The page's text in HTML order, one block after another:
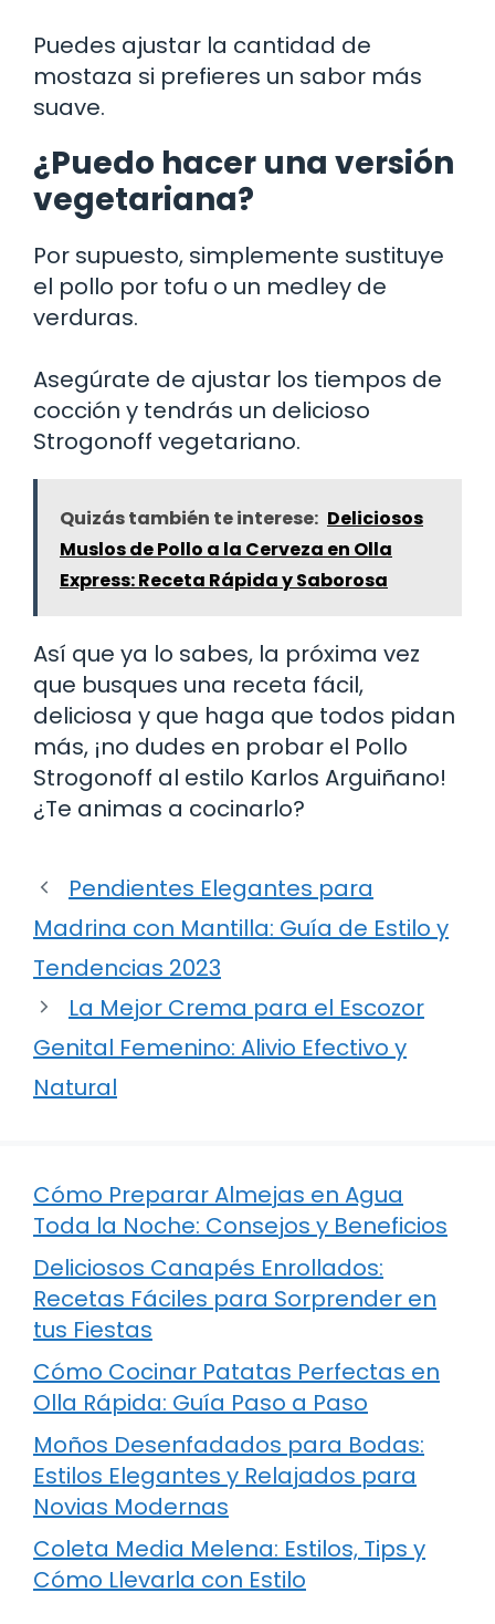
Puedes ajustar la cantidad de
mostaza si prefieres un sabor más
suave.
¿Puedo hacer una versión
vegetariana?
Por supuesto, simplemente sustituye
el pollo por tofu o un medley de
verduras.
Asegúrate de ajustar los tiempos de
cocción y tendrás un delicioso
Strogonoff vegetariano.
Quizás también te interese: Deliciosos
Muslos de Pollo a la Cerveza en Olla
Express: Receta Rápida y Saborosa
Así que ya lo sabes, la próxima vez
que busques una receta fácil,
deliciosa y que haga que todos pidan
más, ¡no dudes en probar el Pollo
Strogonoff al estilo Karlos Arguiñano!
¿Te animas a cocinarlo?
Pendientes Elegantes para
Madrina con Mantilla: Guía de Estilo y
Tendencias 2023
La Mejor Crema para el Escozor
Genital Femenino: Alivio Efectivo y
Natural
Cómo Preparar Almejas en Agua
Toda la Noche: Consejos y Beneficios
Deliciosos Canapés Enrollados:
Recetas Fáciles para Sorprender en
tus Fiestas
Cómo Cocinar Patatas Perfectas en
Olla Rápida: Guía Paso a Paso
Moños Desenfadados para Bodas:
Estilos Elegantes y Relajados para
Novias Modernas
Coleta Media Melena: Estilos, Tips y
Cómo Llevarla con Estilo